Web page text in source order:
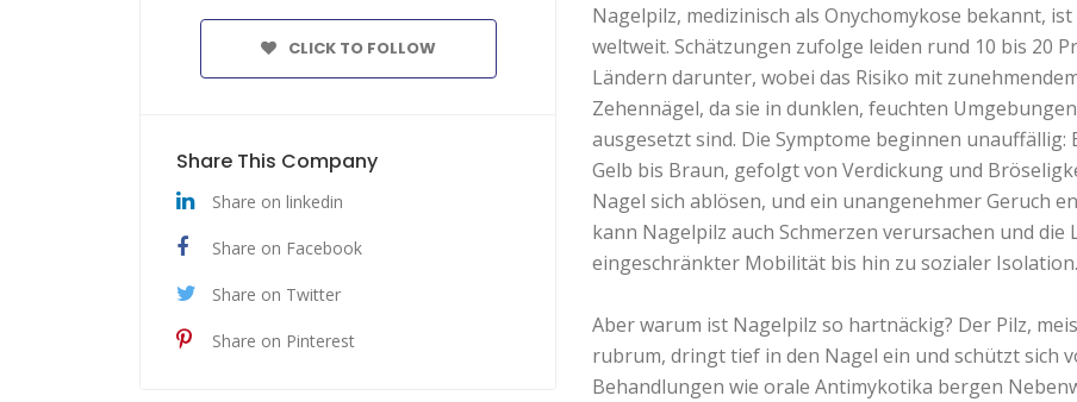
CLICK TO FOLLOW
Share This Company
Share on linkedin
Share on Facebook
Share on Twitter
Share on Pinterest
Nagelpilz, medizinisch als Onychomykose bekannt,
weltweit. Schätzungen zufolge leiden rund 10 bis 20
Ländern darunter, wobei das Risiko mit
Zehennägel, da sie in dunklen, feuchten
ausgesetzt sind. Die Symptome beginnen
Gelb bis Braun, gefolgt von Verdickung und
Nagel sich ablösen, und ein unangenehmer Geruch
kann Nagelpilz auch Schmerzen verursachen und
eingeschränkter Mobilität bis hin zu sozialer Isolation.
Aber warum ist Nagelpilz so hartnäckig? Der Pilz,
rubrum, dringt tief in den Nagel ein und schützt sich
Behandlungen wie orale Antimykotika bergen